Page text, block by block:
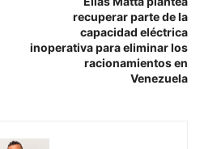
recuperar parte de la
capacidad eléctrica
inoperativa para eliminar los
racionamientos en
Venezuela